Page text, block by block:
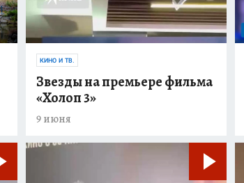
КИНО И ТВ.
Звезды на премьере фильма
«Холоп 3»
9 июня